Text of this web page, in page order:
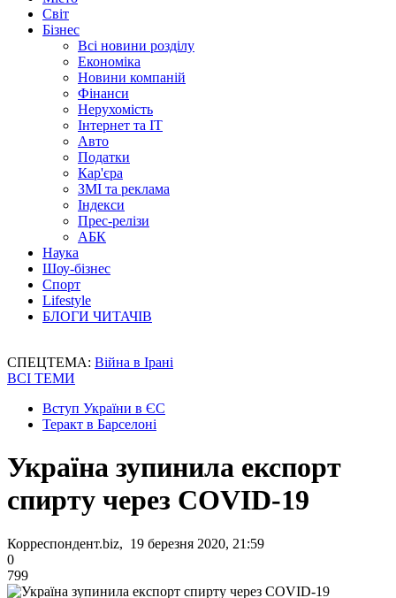
Світ
Бізнес
Всі новини розділу
Економіка
Новини компаній
Фінанси
Нерухомість
Інтернет та IT
Авто
Податки
Кар'єра
ЗМІ та реклама
Індекси
Прес-релізи
АБК
Наука
Шоу-бізнес
Спорт
Lifestyle
БЛОГИ ЧИТАЧІВ
СПЕЦТЕМА: Війна в Ірані
ВСІ ТЕМИ
Вступ України в ЄС
Теракт в Барселоні
Україна зупинила експорт
спирту через COVID-19
Корреспондент.biz, 19 березня 2020, 21:59
0
799